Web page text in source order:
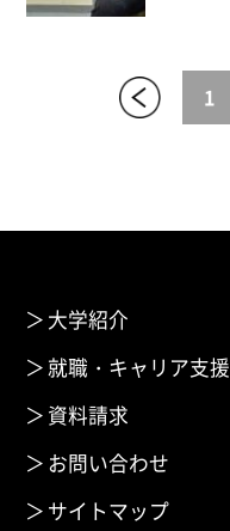
1
大学紹介
就職・キャリア支援
資料請求
お問い合わせ
サイトマップ